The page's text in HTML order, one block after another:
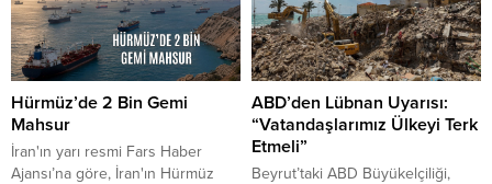
Ankara’da gerçekleştirilen
görüşmenin ardından yaptığı
açıklamada, Kerkük üretim
sahasında Türkiye Petrolleri
Anonim Ortaklığına TPAO ortaklık
verildiğini duyurdu. Erdoğan,
imzalanan anlaşmayı “enerji
alanındaki...
Hürmüz’de 2 Bin Gemi
Mahsur
İran'ın yarı resmi Fars Haber
Ajansı’na göre, İran'ın Hürmüz
ABD’den Lübnan Uyarısı:
“Vatandaşlarımız Ülkeyi Terk
Etmeli”
Beyrut’taki ABD Büyükelçiliği,